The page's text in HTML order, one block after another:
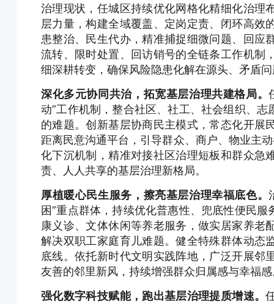
治理现状，任城区持续优化网格化精细化治理
层力量，构建全域覆盖、定岗定责、闭环高效
患整治、民生代办，精准捕捉细微问题、回应
流转、限时处置、回访销号的全链条工作机制
细深耕转变，确保风险隐患化解在源头、矛盾
深化多元协同共治，拓宽基层治理共建格局。
动”工作机制，整合社区、社工、社会组织、
的难题。创新基层协商民主模式，常态化开展
距离民意沟通平台，引导群众、商户、物业主
化下沉机制，精准对接社区治理短板和群众急
责、人人共享的基层治理新格局。
厚植暖心民生服务，擦亮基层治理幸福底色。
困”重点群体，持续优化普惠性、兜底性便民
康义诊、文体休闲等养老服务，做实居家养老
解决双职工家庭育儿难题。健全特殊群体动态
底线。依托新时代文明实践阵地，广泛开展邻
友善的邻里新风，持续增强群众归属感与幸福
强化数字科技赋能，跑出基层治理提质增速。